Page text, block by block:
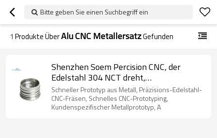
Bitte geben Sie einen Suchbegriff ein
1 Produkte ÜberAlu CNC MetallersatzGefunden
Shenzhen Soem Percision CNC, der
Edelstahl 304 NCT dreht,
Blechbearbeitung Service
Schneller Prototyp aus Metall, Präzisions-Edelstahl-
CNC-Fräsen, Schnelles CNC-Prototyping,
Kundenspezifischer Metallprototyp, A